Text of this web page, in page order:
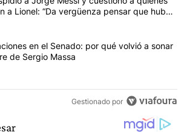
a Lionel: “Da vergüenza pensar que hubo
con el título "Negociaciones en el
en el Senado: por qué volvió a sonar
de Sergio Massa
Gestionado por